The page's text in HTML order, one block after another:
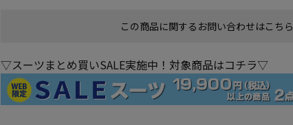
この商品に関するお問い合わせはこちら
▽スーツまとめ買いSALE実施中！対象商品はコチラ▽